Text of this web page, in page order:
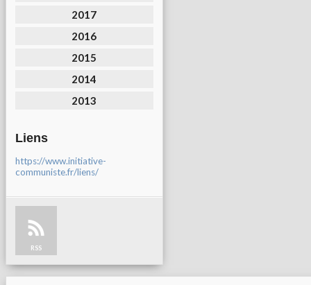
2017
2016
2015
2014
2013
Liens
https://www.initiative-
communiste.fr/liens/
RSS